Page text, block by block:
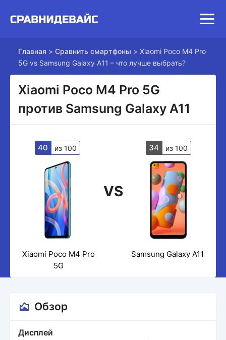
Главная > Сравнить смартфоны > Xiaomi Poco M4 Pro
5G vs Samsung Galaxy A11 – что лучше выбрать?
Xiaomi Poco M4 Pro 5G
против Samsung Galaxy A11
40 из 100
VS
34 из 100
Xiaomi Poco M4 Pro
5G
Samsung Galaxy A11
Обзор
Дисплей